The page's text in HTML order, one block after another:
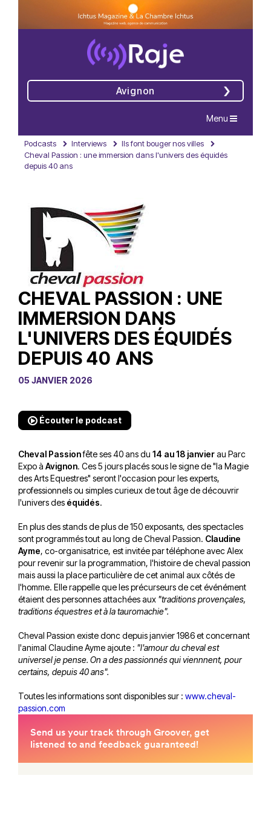
Avignon
Navigation
Menu
Podcasts Interviews
Ils font bouger nos villes
Cheval Passion : une immersion dans l'univers des équidés
depuis 40 ans
CHEVAL PASSION : UNE
IMMERSION DANS
L'UNIVERS DES ÉQUIDÉS
DEPUIS 40 ANS
05 JANVIER 2026
Écouter le podcast
Cheval Passionfête ses 40 ans du 14 au 18 janvierau Parc
Expo à Avignon. Ces 5 jours placés sous le signe de "la Magie
des Arts Equestres" seront l'occasion pour les experts,
professionnels ou simples curieux de tout âge de découvrir
l'univers des équidés.
En plus des stands de plus de 150 exposants, des spectacles
sont programmés tout au long de Cheval Passion. Claudine
Ayme, co-organisatrice, est invitée par téléphone avec Alex
pour revenir sur la programmation, l'histoire de cheval passion
mais aussi la place particulière de cet animal aux côtés de
l'homme. Elle rappelle que les précurseurs de cet événément
étaient des personnes attachées aux "traditions provençales,
traditions équestres et à la tauromachie".
Cheval Passion existe donc depuis janvier 1986 et concernant
l'animal Claudine Ayme ajoute : "l'amour du cheval est
universel je pense. On a des passionnés qui viennnent, pour
certains, depuis 40 ans".
Toutes les informations sont disponibles sur : www.cheval-
passion.com